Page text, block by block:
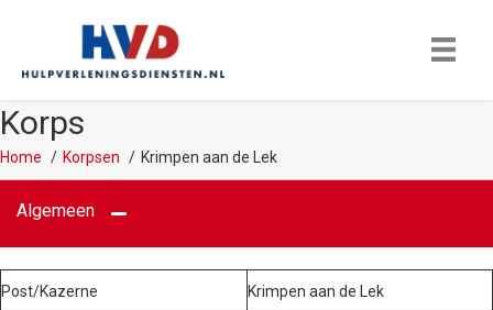
Korps
Home Korpsen Krimpen aan de Lek
Algemeen
Post/Kazerne Krimpen aan de Lek